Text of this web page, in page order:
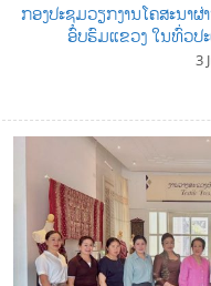
ກອງປະຊຸມວຽກງານໂຄສະນາຜ່
ອົບຮົມແຂວງ ໃນທົ່ວປ
3